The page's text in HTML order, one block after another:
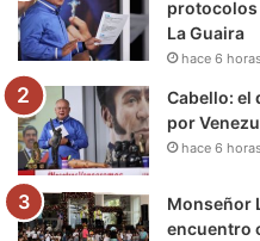
k
protocolos
La Guaira
hace 6 horas
Cabello: el
por
hace 6 horas
Monseñor
encuentro